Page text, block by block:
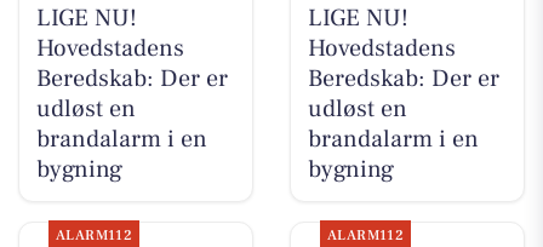
LIGE NU!
Hovedstadens
Beredskab: Der er
udløst en
brandalarm i en
bygning
LIGE NU!
Hovedstadens
Beredskab: Der er
udløst en
brandalarm i en
bygning
ALARM112 ALARM112